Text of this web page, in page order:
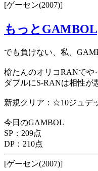
[ゲーセン(2007)]
もっとGAMBOL
でも負けない、私、
槍たんのオリコRANでや
ダブルにS-RANは相性が
新規クリア：☆10ジュデ
今日のGAMBOL
SP：209点
DP：210点
[ゲーセン(2007)]